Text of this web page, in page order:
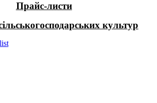
Прайс-листи
культур